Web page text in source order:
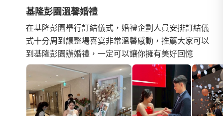
基隆彭園溫馨婚禮
在基隆彭園舉行訂結儀式，婚禮企劃人員安排訂結儀
式十分周到讓整場喜宴非常溫馨感動，推薦大家可以
到基隆彭園辦婚禮，一定可以讓你擁有美好回憶